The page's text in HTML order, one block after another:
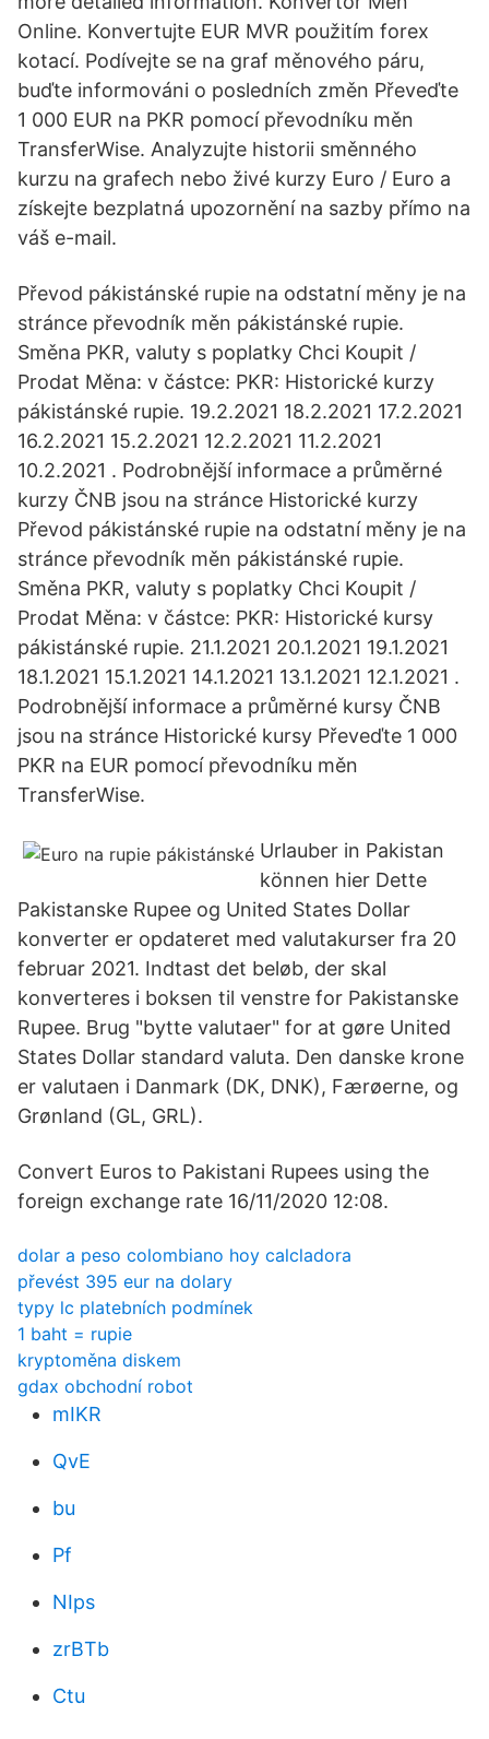
Online. Konvertujte EUR MVR použitím forex
kotací. Podívejte se na graf měnového páru,
buďte informováni o posledních změn Převeďte
1 000 EUR na PKR pomocí převodníku měn
TransferWise. Analyzujte historii směnného
kurzu na grafech nebo živé kurzy Euro / Euro a
získejte bezplatná upozornění na sazby přímo na
váš e-mail.
Převod pákistánské rupie na odstatní měny je na
stránce převodník měn pákistánské rupie.
Směna PKR, valuty s poplatky Chci Koupit /
Prodat Měna: v částce: PKR: Historické kurzy
pákistánské rupie. 19.2.2021 18.2.2021 17.2.2021
16.2.2021 15.2.2021 12.2.2021 11.2.2021
10.2.2021 . Podrobnější informace a průměrné
kurzy ČNB jsou na stránce Historické kurzy
Převod pákistánské rupie na odstatní měny je na
stránce převodník měn pákistánské rupie.
Směna PKR, valuty s poplatky Chci Koupit /
Prodat Měna: v částce: PKR: Historické kursy
pákistánské rupie. 21.1.2021 20.1.2021 19.1.2021
18.1.2021 15.1.2021 14.1.2021 13.1.2021 12.1.2021 .
Podrobnější informace a průměrné kursy ČNB
jsou na stránce Historické kursy Převeďte 1 000
PKR na EUR pomocí převodníku měn
TransferWise.
Urlauber in Pakistan
können hier Dette
Pakistanske Rupee og United States Dollar
konverter er opdateret med valutakurser fra 20
februar 2021. Indtast det beløb, der skal
konverteres i boksen til venstre for Pakistanske
Rupee. Brug "bytte valutaer" for at gøre United
States Dollar standard valuta. Den danske krone
er valutaen i Danmark (DK, DNK), Færøerne, og
Grønland (GL, GRL).
Convert Euros to Pakistani Rupees using the
foreign exchange rate 16/11/2020 12:08.
dolar a peso colombiano hoy calcladora
převést 395 eur na dolary
typy lc platebních podmínek
1 baht = rupie
kryptoměna diskem
gdax obchodní robot
mIKR
QvE
bu
Pf
NIps
zrBTb
Ctu